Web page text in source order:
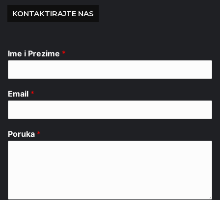
KONTAKTIRAJTE NAS
Ime i Prezime *
Email *
Poruka *